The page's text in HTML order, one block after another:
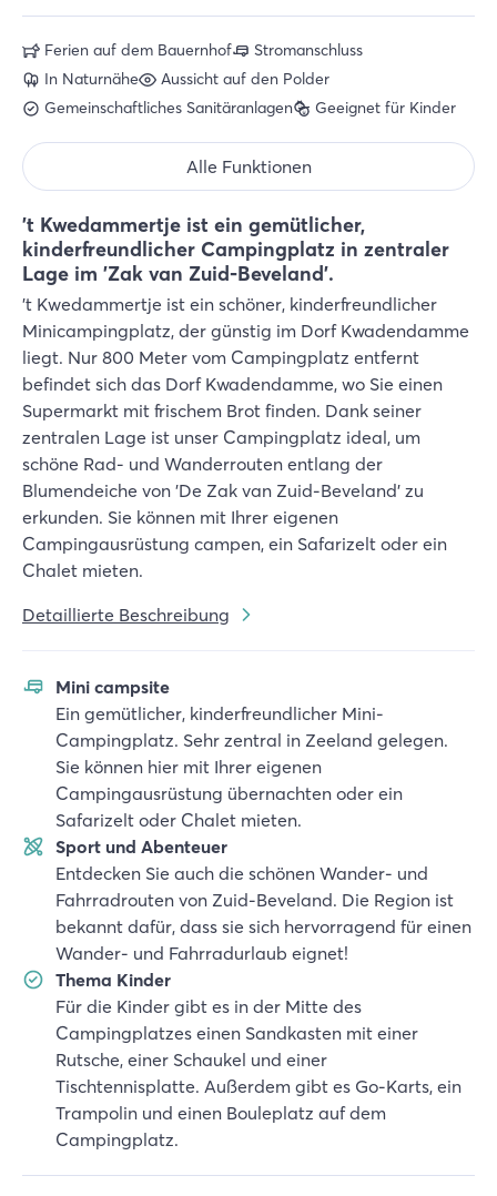
't Kwedammertje ist ein gemütlicher,
kinderfreundlicher Campingplatz in zentraler
Lage im 'Zak van Zuid-Beveland'.
't Kwedammertje ist ein schöner, kinderfreundlicher
Minicampingplatz, der günstig im Dorf Kwadendamme
liegt. Nur 800 Meter vom Campingplatz entfernt
befindet sich das Dorf Kwadendamme, wo Sie einen
Supermarkt mit frischem Brot finden. Dank seiner
zentralen Lage ist unser Campingplatz ideal, um
schöne Rad- und Wanderrouten entlang der
Blumendeiche von 'De Zak van Zuid-Beveland' zu
erkunden. Sie können mit Ihrer eigenen
Campingausrüstung campen, ein Safarizelt oder ein
Chalet mieten.
Detaillierte Beschreibung
Mini campsite
Ein gemütlicher, kinderfreundlicher Mini-
Campingplatz. Sehr zentral in Zeeland gelegen.
Sie können hier mit Ihrer eigenen
Campingausrüstung übernachten oder ein
Safarizelt oder Chalet mieten.
Sport und Abenteuer
Entdecken Sie auch die schönen Wander- und
Fahrradrouten von Zuid-Beveland. Die Region ist
bekannt dafür, dass sie sich hervorragend für einen
Wander- und Fahrradurlaub eignet!
Thema Kinder
Für die Kinder gibt es in der Mitte des
Campingplatzes einen Sandkasten mit einer
Rutsche, einer Schaukel und einer
Tischtennisplatte. Außerdem gibt es Go-Karts, ein
Trampolin und einen Bouleplatz auf dem
Campingplatz.
Ferien auf dem Bauernhof
Stromanschluss
In Naturnähe
Aussicht auf den Polder
Gemeinschaftliches Sanitäranlagen
Geeignet für Kinder
Alle Funktionen